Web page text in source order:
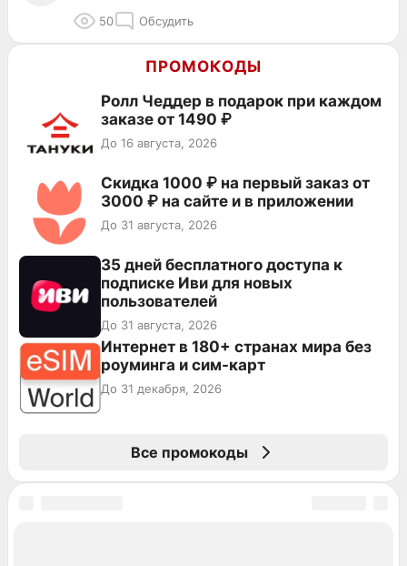
50 Обсудить
ПРОМОКОДЫ
Ролл Чеддер в подарок при каждом
заказе от 1490 ₽
До 16 августа, 2026
Скидка 1000 ₽ на первый заказ от
3000 ₽ на сайте и в приложении
До 31 августа, 2026
35 дней бесплатного доступа к
подписке Иви для новых
пользователей
До 31 августа, 2026
Интернет в 180+ странах мира без
роуминга и сим-карт
До 31 декабря, 2026
Все промокоды